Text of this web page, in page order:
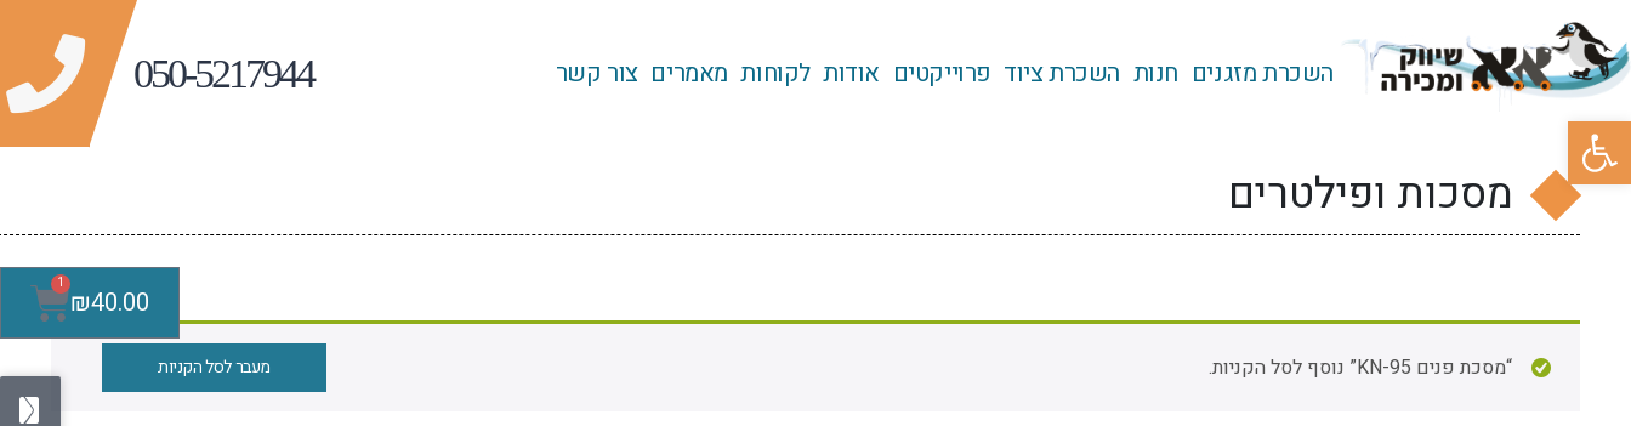
פתח סרגל נגישות
השכרת מזגנים חנות השכרת ציוד פרוייקטים אודות לקוחות מאמרים צור קשר
מסכות ופילטרים
“מסכת פנים KN-95” נוסף לסל הקניות. מעבר לסל הקניות
₪40.00
1